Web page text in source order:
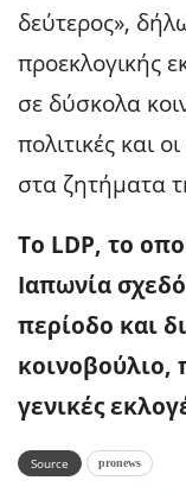
δεύτερος»,
προεκλογικής
σε δύσκολα
πολιτικές και
στα ζητήματα
Το LDP, το
Ιαπωνία
περίοδο και
κοινοβούλιο,
γενικές
Source pronews